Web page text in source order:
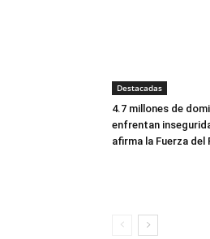
Destacadas
4.7 millones de
enfrentan
afirma la Fuerza del